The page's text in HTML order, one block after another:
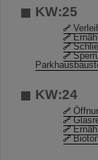
KW:25
KW:24